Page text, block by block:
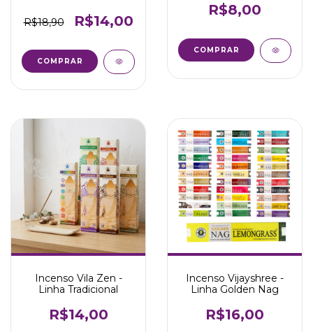
aromas)
R$18,90 R$14,00
COMPRAR
R$8,00
COMPRAR
Incenso Vila Zen -
Linha Tradicional
R$14,00
Incenso Vijayshree -
Linha Golden Nag
R$16,00